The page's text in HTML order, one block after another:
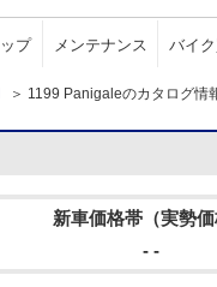
プ メンテナンス バイ
＞ 1199 Panigaleのカタログ情
新車価格帯（実勢価
- -